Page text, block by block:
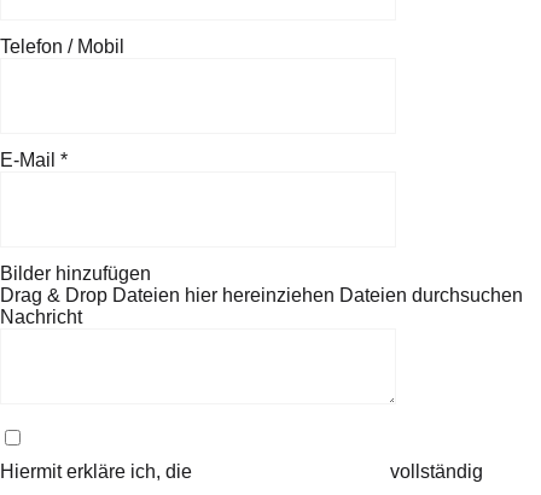
Telefon / Mobil
E-Mail *
Bilder hinzufügen
Drag & Drop Dateien hier hereinziehen Dateien durchsuchen
Nachricht
Hiermit erkläre ich, die vollständig